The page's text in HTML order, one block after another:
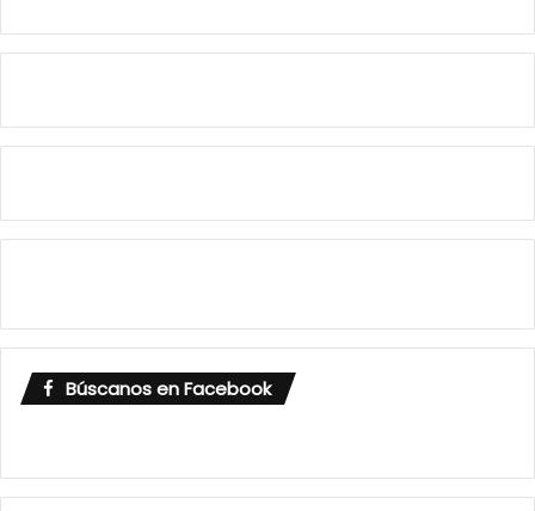
Búscanos en Facebook